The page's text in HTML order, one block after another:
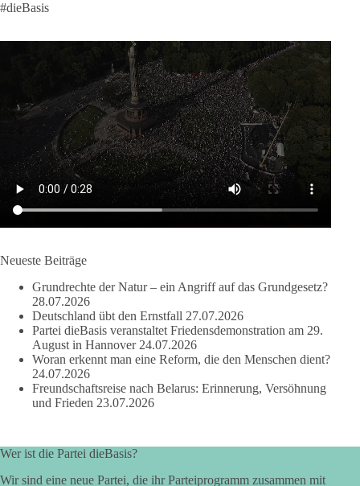
🟩🟩🟦🟦🟥🟥🟧🟧
dieBasis fordert als einzige Partei in Deutschland den Austritt
aus der NATO. Ein Gipfel, der mehr nach Rüstungsdeal als
nach Friedenspolitik klingt, wird niemals Sicherheit schaffen,
ob nun in Deutschland oder weltweit.
Quelle: https://www.tagesschau.de/ausland/asien/nato-
erklaerung-ankara-100.html
#dieBasis #NATO #Gipfeltreffen #Frieden #Sicherheit
DieBasis
2 Tage(n) zuvor
Grundrechte der Natur – ein Angriff auf das Grundgesetz?
Im Politischen Frühschoppen diskutieren die Teilnehmer das
Verhältnis von Mensch, Natur und Grundgesetz.
Kann die Natur Träger eigener Grundrechte sein? Oder würde
#dieBasis
Neueste Beiträge
Grundrechte der Natur – ein Angriff auf das Grundgesetz?
28.07.2026
Deutschland übt den Ernstfall 27.07.2026
Partei dieBasis veranstaltet Friedensdemonstration am 29.
August in Hannover 24.07.2026
Woran erkennt man eine Reform, die den Menschen dient?
24.07.2026
Freundschaftsreise nach Belarus: Erinnerung, Versöhnung
und Frieden 23.07.2026
Wer ist die Partei dieBasis?
Wir sind eine neue Partei, die ihr Parteiprogramm zusammen mit